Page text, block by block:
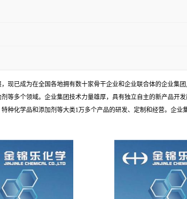
现已成为在全国各地拥有数十家骨干企业和企业联合体的企业集
等多个领域。企业集团技术力量雄厚，具有独立自主的新产品开
化学品和添加剂等大类1万多个产品的研发、定制和经营。企业